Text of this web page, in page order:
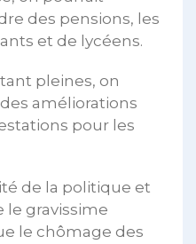
des pensions, les
et de lycéens.
pleines, on
améliorations
pour les
de la politique et
le gravissime
le chômage des